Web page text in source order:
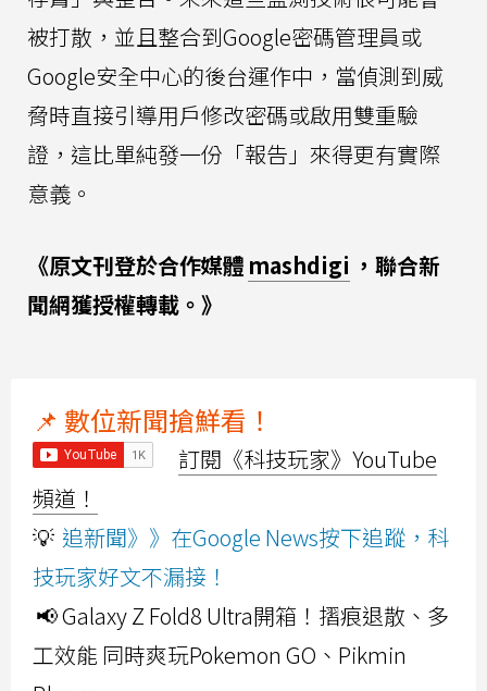
被打散，並且整合到Google密碼管理員或
Google安全中心的後台運作中，當偵測到威
脅時直接引導用戶修改密碼或啟用雙重驗
證，這比單純發一份「報告」來得更有實際
意義。
《原文刊登於合作媒體 mashdigi ，聯合新
聞網獲授權轉載。》
📌 數位新聞搶鮮看！
訂閱《科技玩家》YouTube
頻道！
💡 追新聞》》在Google News按下追蹤，科
技玩家好文不漏接！
📢 Galaxy Z Fold8 Ultra開箱！摺痕退散、多
工效能 同時爽玩Pokemon GO、Pikmin